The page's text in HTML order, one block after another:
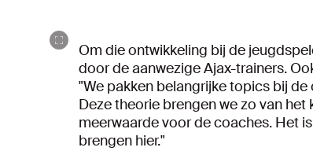
Om die ontwikkeling bij de
door de aanwezige Ajax-trainers.
"We pakken belangrijke topics bij
Deze theorie brengen we zo van
meerwaarde voor de coaches. Het
brengen hier."